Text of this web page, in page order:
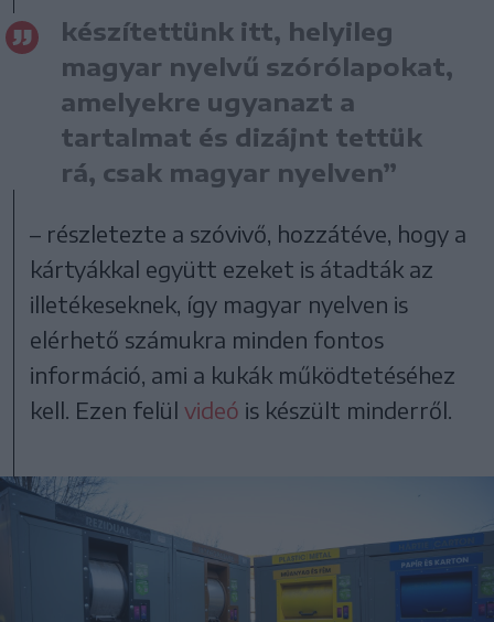
készítettünk itt, helyileg
magyar nyelvű szórólapokat,
amelyekre ugyanazt a
tartalmat és dizájnt tettük
rá, csak magyar nyelven”
– részletezte a szóvivő, hozzátéve, hogy a
kártyákkal együtt ezeket is átadták az
illetékeseknek, így magyar nyelven is
elérhető számukra minden fontos
információ, ami a kukák működtetéséhez
kell. Ezen felülvideó is készült minderről.